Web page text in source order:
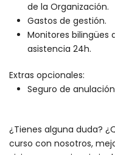
de la Organización.
Gastos de gestión.
Monitores bilingües
asistencia 24h.
Extras opcionales:
Seguro de
¿Tienes alguna duda?
curso con nosotros,